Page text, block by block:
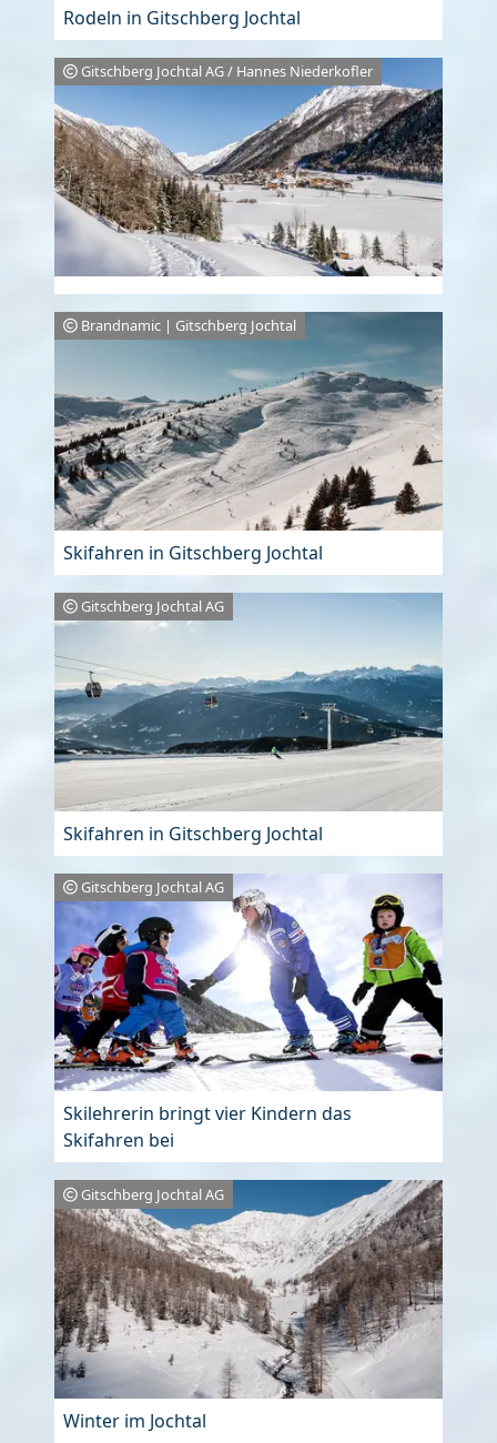
Rodeln in Gitschberg Jochtal
Gitschberg Jochtal AG / Hannes Niederkofler
Brandnamic | Gitschberg Jochtal
Skifahren in Gitschberg Jochtal
Gitschberg Jochtal AG
Skifahren in Gitschberg Jochtal
Gitschberg Jochtal AG
Skilehrerin bringt vier Kindern das
Skifahren bei
Gitschberg Jochtal AG
Winter im Jochtal